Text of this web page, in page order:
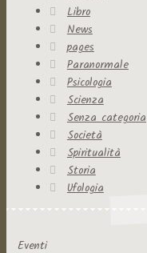
Libro
News
pages
Paranormale
Psicologia
Scienza
Senza categoria
Società
Spiritualità
Storia
Ufologia
Eventi